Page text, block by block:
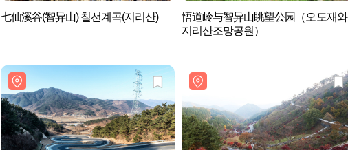
七仙溪谷(智异山) 칠선계곡(지리산)
悟道岭与智异山眺望公园（오도재와
지리산조망공원）